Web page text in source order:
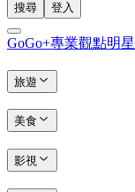
搜尋 登入
GoGo+專業觀點明星
旅遊
美食
影視